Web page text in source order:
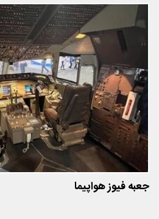
جعبه فیوز هواپیما